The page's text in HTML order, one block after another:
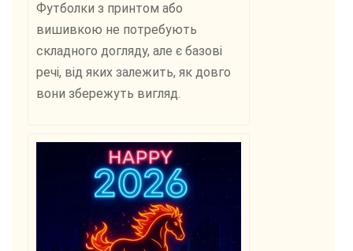
Футболки з принтом або
вишивкою не потребують
складного догляду, але є базові
речі, від яких залежить, як довго
вони збережуть вигляд.